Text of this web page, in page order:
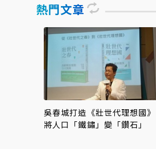
熱門文章
吳春城打造《壯世代理想國
將人口「鐵鏽」變「鑽石」